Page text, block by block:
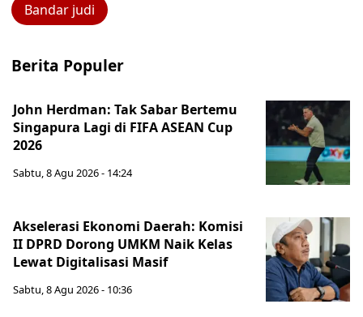
Bandar judi
Berita Populer
John Herdman: Tak Sabar Bertemu
Singapura Lagi di FIFA ASEAN Cup
2026
Sabtu, 8 Agu 2026 - 14:24
Akselerasi Ekonomi Daerah: Komisi
II DPRD Dorong UMKM Naik Kelas
Lewat Digitalisasi Masif
Sabtu, 8 Agu 2026 - 10:36